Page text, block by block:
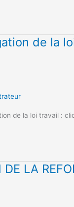
de la
de la loi travail :
DE LA